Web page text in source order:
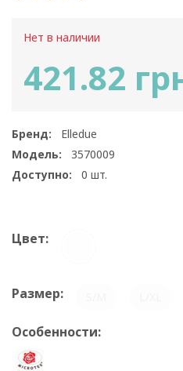
Нет в наличии
421.82
Бренд:
Elledue
Модель:
3570009
Доступно:
0 шт.
Цвет:
Размер:
Особенности: